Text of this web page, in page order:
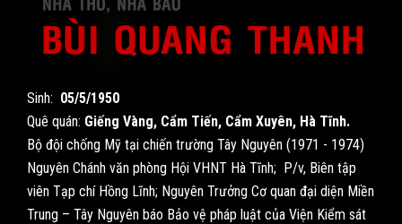
Sinh: 05/5/1950
Quê quán: Giếng Vàng, Cẩm Tiến, Cẩm Xuyên, Hà Tĩnh.
Bộ đội chống Mỹ tại chiến trường Tây Nguyên (1971 - 1974)
Nguyên Chánh văn phòng Hội VHNT Hà Tĩnh; P/v, Biên tập
viên Tạp chí Hồng Lĩnh; Nguyên Trưởng Cơ quan đại diện Miền
Trung – Tây Nguyên báo Bảo vệ pháp luật của Viện Kiểm sát